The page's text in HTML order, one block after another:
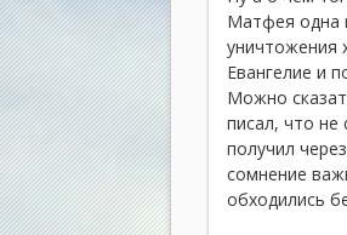
Матфея одна
уничтожения
Евангелие и
Можно
писал, что не
получил
сомнение
обходились